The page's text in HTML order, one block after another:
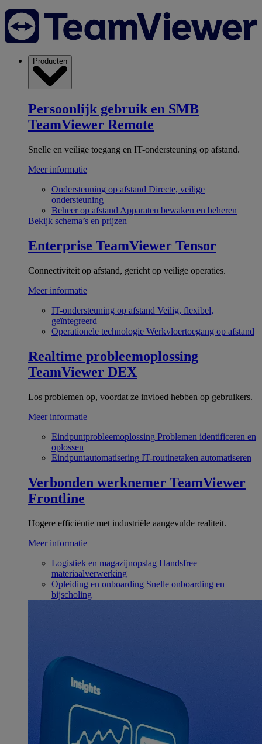
Producten
Persoonlijk gebruik en SMB
TeamViewer Remote
Snelle en veilige toegang en IT-ondersteuning op afstand.
Meer informatie
Ondersteuning op afstand Directe, veilige
ondersteuning
Beheer op afstand Apparaten bewaken en beheren
Bekijk schema’s en prijzen
Enterprise TeamViewer Tensor
Connectiviteit op afstand, gericht op veilige operaties.
Meer informatie
IT-ondersteuning op afstand Veilig, flexibel,
geïntegreerd
Operationele technologie Werkvloertoegang op afstand
Realtime probleemoplossing
TeamViewer DEX
Los problemen op, voordat ze invloed hebben op gebruikers.
Meer informatie
Eindpuntprobleemoplossing Problemen identificeren en
oplossen
Eindpuntautomatisering IT-routinetaken automatiseren
Verbonden werknemer TeamViewer
Frontline
Hogere efficiëntie met industriële aangevulde realiteit.
Meer informatie
Logistiek en magazijnopslag Handsfree
materiaalverwerking
Opleiding en onboarding Snelle onboarding en
bijscholing